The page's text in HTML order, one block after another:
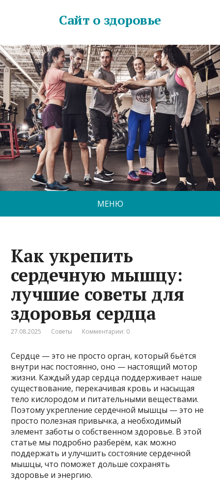
Сайт о здоровье
МЕНЮ
Как укрепить
сердечную мышцу:
лучшие советы для
здоровья сердца
27.08.2025 Советы Комментарии: 0
Сердце — это не просто орган, который бьётся
внутри нас постоянно, оно — настоящий мотор
жизни. Каждый удар сердца поддерживает наше
существование, перекачивая кровь и насыщая
тело кислородом и питательными веществами.
Поэтому укрепление сердечной мышцы — это не
просто полезная привычка, а необходимый
элемент заботы о собственном здоровье. В этой
статье мы подробно разберём, как можно
поддержать и улучшить состояние сердечной
мышцы, что поможет дольше сохранять
здоровье и энергию.